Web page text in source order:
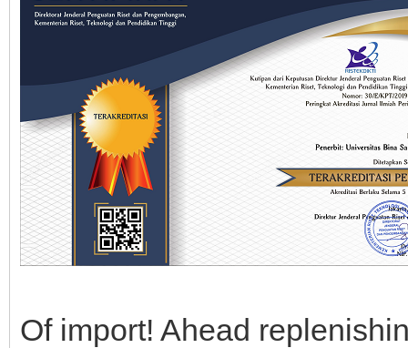
Of import! Ahead